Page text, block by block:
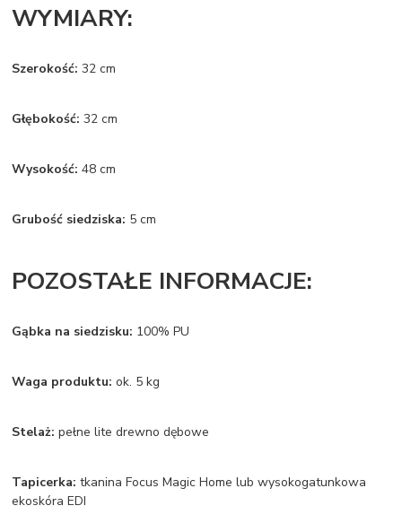
WYMIARY:
Szerokość:32 cm
Głębokość:32 cm
Wysokość:48 cm
Grubość siedziska: 5 cm
POZOSTAŁE INFORMACJE:
Gąbka na siedzisku: 100% PU
Waga produktu:ok. 5 kg
Stelaż:pełne lite drewno dębowe
Tapicerka:tkanina Focus Magic Home lub wysokogatunkowa
ekoskóra EDI